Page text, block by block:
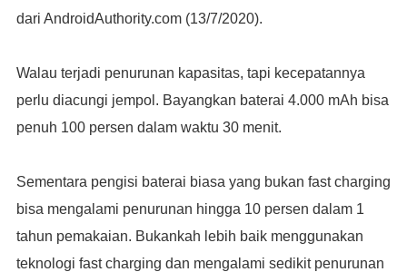
dari AndroidAuthority.com (13/7/2020).
Walau terjadi penurunan kapasitas, tapi kecepatannya
perlu diacungi jempol. Bayangkan baterai 4.000 mAh bisa
penuh 100 persen dalam waktu 30 menit.
Sementara pengisi baterai biasa yang bukan fast charging
bisa mengalami penurunan hingga 10 persen dalam 1
tahun pemakaian. Bukankah lebih baik menggunakan
teknologi fast charging dan mengalami sedikit penurunan